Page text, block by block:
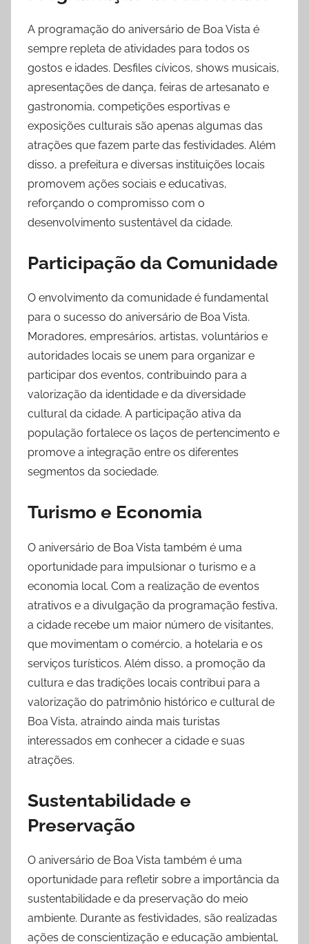
A programação do aniversário de Boa Vista é
sempre repleta de atividades para todos os
gostos e idades. Desfiles cívicos, shows musicais,
apresentações de dança, feiras de artesanato e
gastronomia, competições esportivas e
exposições culturais são apenas algumas das
atrações que fazem parte das festividades. Além
disso, a prefeitura e diversas instituições locais
promovem ações sociais e educativas,
reforçando o compromisso com o
desenvolvimento sustentável da cidade.
Participação da Comunidade
O envolvimento da comunidade é fundamental
para o sucesso do aniversário de Boa Vista.
Moradores, empresários, artistas, voluntários e
autoridades locais se unem para organizar e
participar dos eventos, contribuindo para a
valorização da identidade e da diversidade
cultural da cidade. A participação ativa da
população fortalece os laços de pertencimento e
promove a integração entre os diferentes
segmentos da sociedade.
Turismo e Economia
O aniversário de Boa Vista também é uma
oportunidade para impulsionar o turismo e a
economia local. Com a realização de eventos
atrativos e a divulgação da programação festiva,
a cidade recebe um maior número de visitantes,
que movimentam o comércio, a hotelaria e os
serviços turísticos. Além disso, a promoção da
cultura e das tradições locais contribui para a
valorização do patrimônio histórico e cultural de
Boa Vista, atraindo ainda mais turistas
interessados em conhecer a cidade e suas
atrações.
Sustentabilidade e
Preservação
O aniversário de Boa Vista também é uma
oportunidade para refletir sobre a importância da
sustentabilidade e da preservação do meio
ambiente. Durante as festividades, são realizadas
ações de conscientização e educação ambiental,